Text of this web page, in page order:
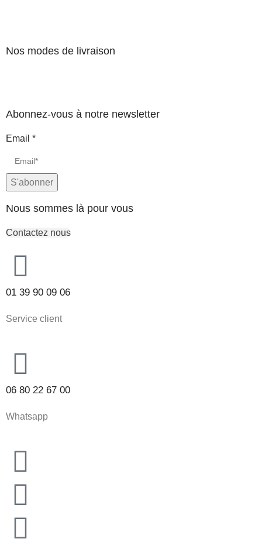
Nos modes de livraison
Abonnez-vous à notre newsletter
Email *
S'abonner
Nous sommes là pour vous
Contactez nous
01 39 90 09 06
Service client
06 80 22 67 00
Whatsapp